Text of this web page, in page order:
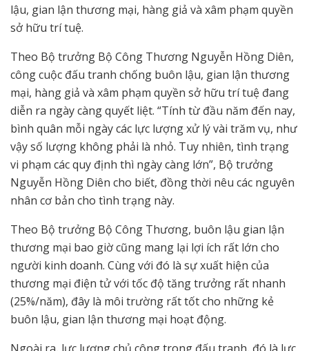
lậu, gian lận thương mại, hàng giả và xâm phạm quyền
sở hữu trí tuệ.
Theo Bộ trưởng Bộ Công Thương Nguyễn Hồng Diên,
công cuộc đấu tranh chống buôn lậu, gian lận thương
mại, hàng giả và xâm phạm quyền sở hữu trí tuệ đang
diễn ra ngày càng quyết liệt. “Tính từ đầu năm đến nay,
bình quân mỗi ngày các lực lượng xử lý vài trăm vụ, như
vậy số lượng không phải là nhỏ. Tuy nhiên, tình trạng
vi phạm các quy định thì ngày càng lớn”, Bộ trưởng
Nguyễn Hồng Diên cho biết, đồng thời nêu các nguyên
nhân cơ bản cho tình trạng này.
Theo Bộ trưởng Bộ Công Thương, buôn lậu gian lận
thương mại bao giờ cũng mang lại lợi ích rất lớn cho
người kinh doanh. Cùng với đó là sự xuất hiện của
thương mại điện tử với tốc độ tăng trưởng rất nhanh
(25%/năm), đây là môi trường rất tốt cho những kẻ
buôn lậu, gian lận thương mại hoạt động.